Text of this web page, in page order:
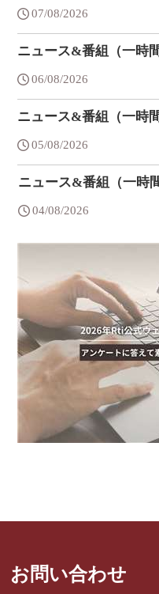
07/08/2026
ニュース&番組（一時
06/08/2026
ニュース&番組（一時
05/08/2026
ニュース&番組（一時
04/08/2026
お問い合わせ